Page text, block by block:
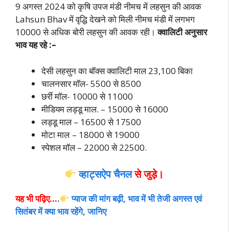
9 अगस्त 2024 को कृषि उपज मंडी नीमच में लहसुन की आवक
Lahsun Bhav में वृद्धि देखने को मिली नीमच मंडी में लगभग
10000 से अधिक बोरी लहसुन की आवक रही।क्वालिटी अनुसार
भाव यह रहे :–
देसी लहसुन का बॉक्स क्वालिटी माल 23,100 बिका
चालनसार मॉल- 5500 से 8500
छर्री मॉल- 10000 से 11000
मीडियम लड्डू माल. – 15000 से 16000
लड्डू माल – 16500 से 17500
मोटा माल – 18000 से 19000
स्पेशल मॉल – 22000 से 22500.
व्हाट्सऐप चैनलसे जुड़े।
यह भी पढ़िए….
प्याज की मांग बढ़ी, भाव में भी तेजी अगस्त एवं
सितंबर में क्या भाव रहेंगे, जानिए